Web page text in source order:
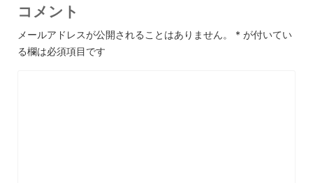
コメント
メールアドレスが公開されることはありません。 * が付いてい
る欄は必須項目です